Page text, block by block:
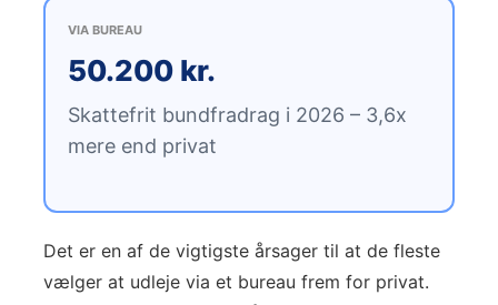
VIA BUREAU
50.200 kr.
Skattefrit bundfradrag i 2026 – 3,6x
mere end privat
Det er en af de vigtigste årsager til at de fleste
vælger at udleje via et bureau frem for privat.